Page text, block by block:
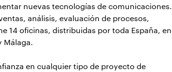
nuevas tecnologías de comunicaciones.
análisis, evaluación de procesos,
14 oficinas, distribuidas por toda España, en
Málaga.
en cualquier tipo de proyecto de